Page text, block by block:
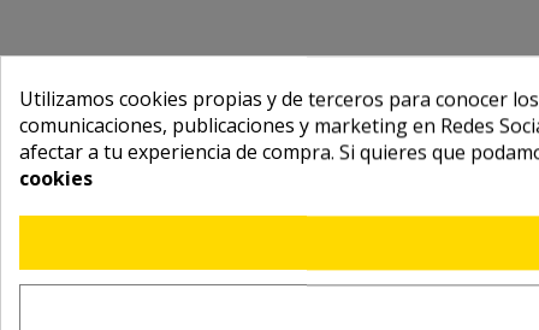
Utilizamos cookies propias y de terceros para conocer
comunicaciones, publicaciones y marketing en Redes
afectar a tu experiencia de compra. Si quieres que
cookies